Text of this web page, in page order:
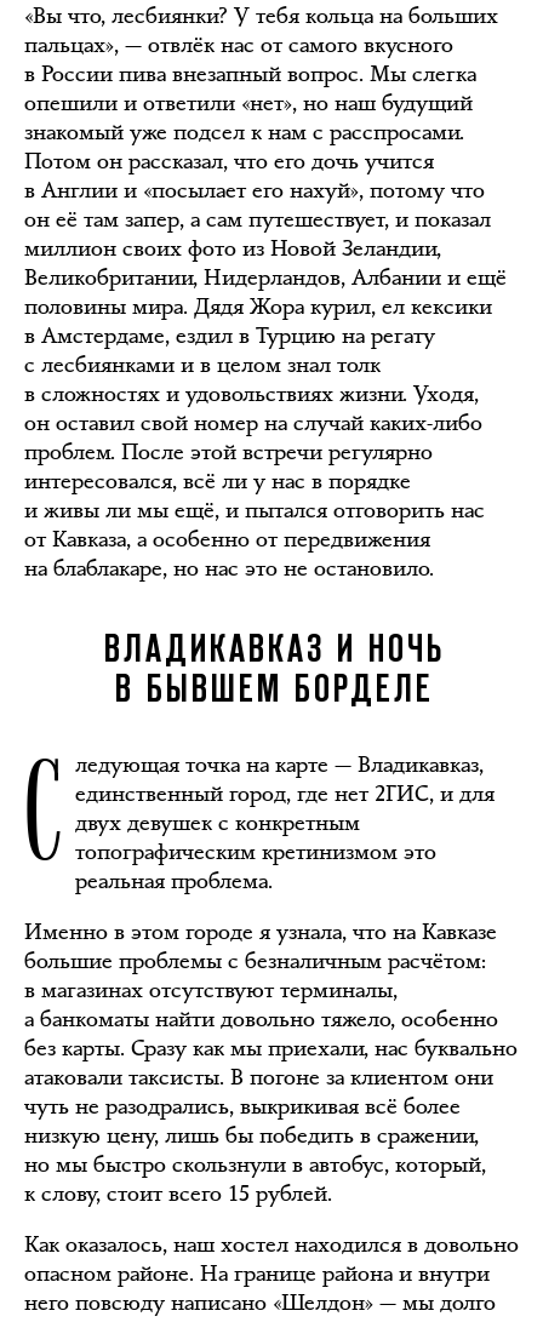
«Вы что, лесбиянки? У тебя кольца на больших
пальцах», — отвлёк нас от самого вкусного
в России пива внезапный вопрос. Мы слегка
опешили и ответили «нет», но наш будущий
знакомый уже подсел к нам с расспросами.
Потом он рассказал, что его дочь учится
в Англии и «посылает его нахуй», потому что
он её там запер, а сам путешествует, и показал
миллион своих фото из Новой Зеландии,
Великобритании, Нидерландов, Албании и ещё
половины мира. Дядя Жора курил, ел кексики
в Амстердаме, ездил в Турцию на регату
с лесбиянками и в целом знал толк
в сложностях и удовольствиях жизни. Уходя,
он оставил свой номер на случай каких-либо
проблем. После этой встречи регулярно
интересовался, всё ли у нас в порядке
и живы ли мы ещё, и пытался отговорить нас
от Кавказа, а особенно от передвижения
на блаблакаре, но нас это не остановило.
ВЛАДИКАВКАЗ И НОЧЬ
В БЫВШЕМ БОРДЕЛЕ
С ледующая точка на карте — Владикавказ,
единственный город, где нет 2ГИС, и для
двух девушек с конкретным
топографическим кретинизмом это
реальная проблема.
Именно в этом городе я узнала, что на Кавказе
большие проблемы с безналичным расчётом:
в магазинах отсутствуют терминалы,
а банкоматы найти довольно тяжело, особенно
без карты. Сразу как мы приехали, нас буквально
атаковали таксисты. В погоне за клиентом они
чуть не разодрались, выкрикивая всё более
низкую цену, лишь бы победить в сражении,
но мы быстро скользнули в автобус, который,
к слову, стоит всего 15 рублей.
Как оказалось, наш хостел находился в довольно
опасном районе. На границе района и внутри
него повсюду написано «Шелдон» — мы долго